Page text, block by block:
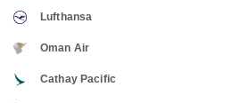
Lufthansa
Oman Air
Cathay Pacific